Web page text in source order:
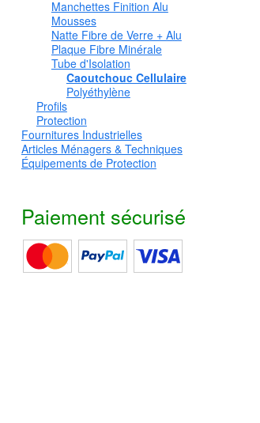
Manchettes Finition Alu
Mousses
Natte Fibre de Verre + Alu
Plaque Fibre Minérale
Tube d'Isolation
Caoutchouc Cellulaire
Polyéthylène
Profils
Protection
Fournitures Industrielles
Articles Ménagers & Techniques
Équipements de Protection
Paiement sécurisé